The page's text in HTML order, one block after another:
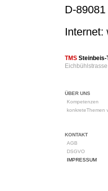
D-
Internet:
TMS
ÜBER UNS
Kompetenzen
konkreteThemen
KONTAKT
AGB
DSGVO
IMPRESSUM